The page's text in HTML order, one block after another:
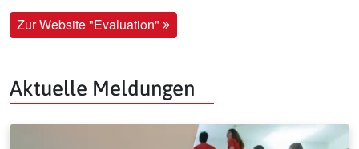
Zur Website "Evaluation"
Aktuelle Meldungen